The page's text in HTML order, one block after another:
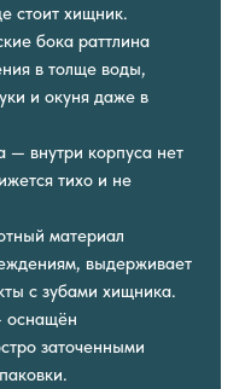
стоит хищник.
бока раттлина
в толще воды,
и окуня даже в
внутри корпуса нет
тихо и не
материал
выдерживает
с зубами хищника.
оснащён
заточенными